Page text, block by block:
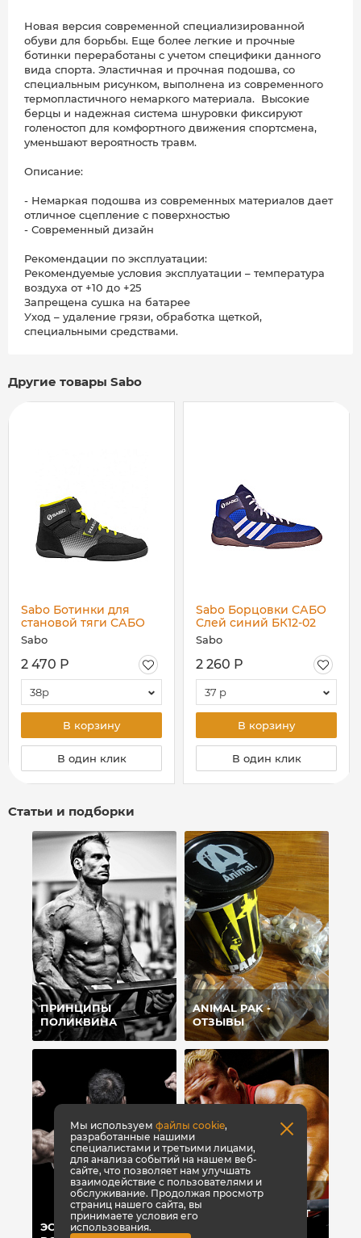
Новая версия современной специализированной
обуви для борьбы. Еще более легкие и прочные
ботинки переработаны с учетом специфики данного
вида спорта. Эластичная и прочная подошва, со
специальным рисунком, выполнена из современного
термопластичного немаркого материала. Высокие
берцы и надежная система шнуровки фиксируют
голеностоп для комфортного движения спортсмена,
уменьшают вероятность травм.
Описание:
- Немаркая подошва из современных материалов дает
отличное сцепление с поверхностью
- Современный дизайн
Рекомендации по эксплуатации:
Рекомендуемые условия эксплуатации – температура
воздуха от +10 до +25
Запрещена сушка на батарее
Уход – удаление грязи, обработка щеткой,
специальными средствами.
Другие товары Sabo
Sabo Ботинки для
становой тяги САБО
Дэдлифт ОШ12-02,
лайм
Sabo
2 470 Р
38р
В корзину
В один клик
Sabo Борцовки САБО
Слей синий БК12-02
Sabo
2 260 Р
37 р
В корзину
В один клик
Статьи и подборки
ПРИНЦИПЫ
ПОЛИКВИНА
ANIMAL PAK -
ОТЗЫВЫ
ЭСТЕТИКА ПРЕЖДЕ
ТОП-8 СПОСОБОВ,
КОТОРЫЕ ПОМОГУТ
Мы используемфайлы cookie,
разработанные нашими
специалистами и третьими лицами,
для анализа событий на нашем веб-
сайте, что позволяет нам улучшать
взаимодействие с пользователями и
обслуживание. Продолжая просмотр
страниц нашего сайта, вы
принимаете условия его
использования.